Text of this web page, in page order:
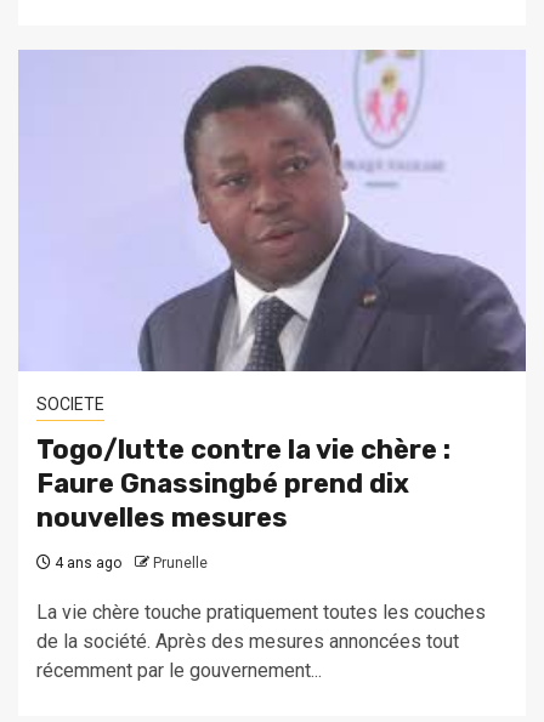
SOCIETE
Togo/lutte contre la vie chère :
Faure Gnassingbé prend dix
nouvelles mesures
4 ans ago Prunelle
La vie chère touche pratiquement toutes les couches
de la société. Après des mesures annoncées tout
récemment par le gouvernement...